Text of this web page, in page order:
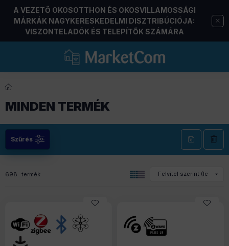
A VEZETŐ OKOSOTTHON ÉS OKOSVILLAMOSSÁGI
MÁRKÁK NAGYKERESKEDELMI DISZTRIBÚCIÓJA:
VISZONTELADÓK ÉS TELEPÍTŐK SZÁMÁRA
MINDEN TERMÉK
Szűrés
698 termék